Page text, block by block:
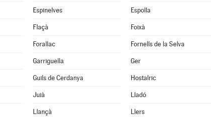
Espinelves Espolla
Flaçà Foixà
Forallac Fornells de la Selva
Garriguella Ger
Guils de Cerdanya Hostalric
Juià Lladó
Llançà Llers